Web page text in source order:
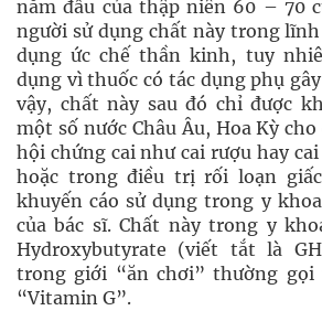
năm đầu của thập niên 60 – 70
người sử dụng chất này trong
dụng ức chế thần kinh, tuy
dụng vì thuốc có tác dụng phụ
vậy, chất này sau đó chỉ được
một số nước Châu Âu, Hoa Kỳ
hội chứng cai như cai rượu hay
hoặc trong điều trị rối loạn
khuyến cáo sử dụng trong y
của bác sĩ. Chất này trong y
Hydroxybutyrate (viết tắt là
trong giới “ăn chơi” thường
“Vitamin G”.